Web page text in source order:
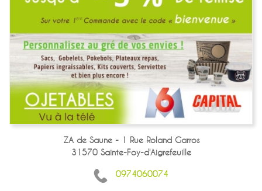
ZA de Saune - 1 Rue Roland Garros
31570 Sainte-Foy-d'Aigrefeuille
0974060074